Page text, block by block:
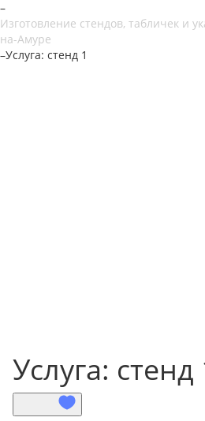
–
Изготовление стендов, табличек и
на-Амуре
–Услуга: стенд 1
Услуга: стенд